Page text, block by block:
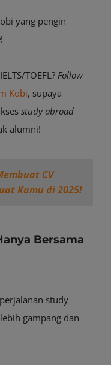
yang pengin
!
TOEFL? Follow
Kobi, supaya
study abroad
alumni!
CV
Kamu di 2025!
Bersama
study
gampang dan